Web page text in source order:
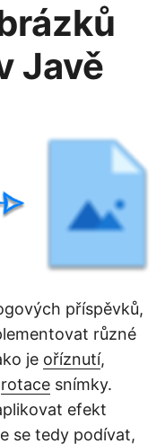
Javě
příspěvků,
různé
je oříznutí,
rotace snímky.
efekt
se tedy podívat,